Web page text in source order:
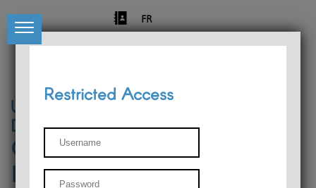
FR
University of Liège
Départment of Philosophy
Center for Phenomenological
Research
Restricted Access